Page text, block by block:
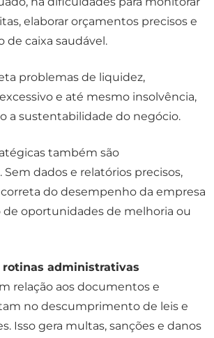
elaborar orçamentos precisos e
caixa saudável.
problemas de liquidez,
e até mesmo insolvência,
a sustentabilidade do negócio.
também são
dados e relatórios precisos,
correta do desempenho da empresa
de oportunidades de melhoria ou
rotinas administrativas
relação aos documentos e
no descumprimento de leis e
Isso gera multas, sanções e danos